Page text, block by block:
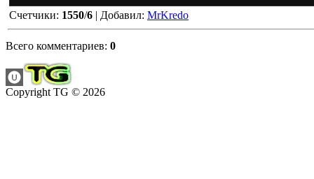
Счетчики: 1550/6 | Добавил: MrKredo
Всего комментариев: 0
Copyright TG © 2026